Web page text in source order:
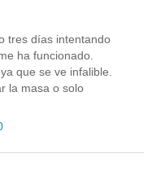
tres días intentando
ha funcionado.
que se ve infalible.
la masa o solo